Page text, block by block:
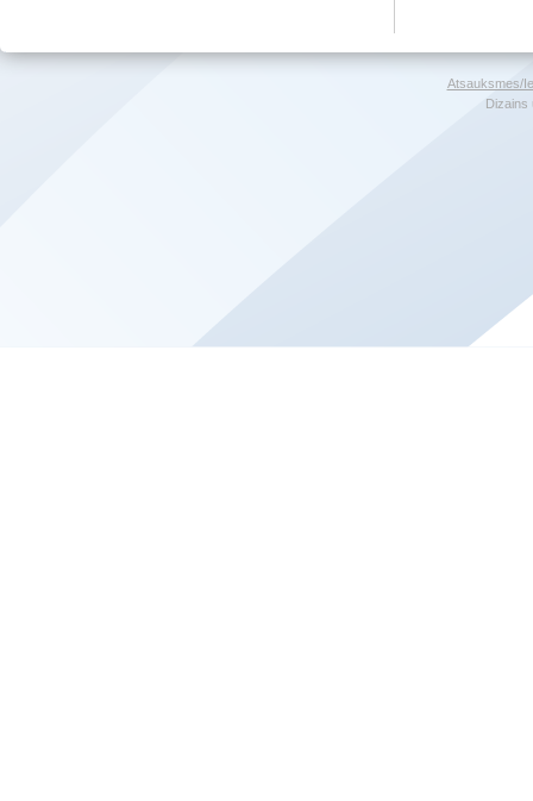
Atsauksmes/
Dizains